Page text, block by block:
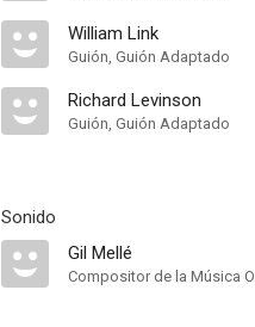
William Link
Guión, Guión Adaptado
Richard Levinson
Guión, Guión Adaptado
Sonido
Gil Mellé
Compositor de la Música